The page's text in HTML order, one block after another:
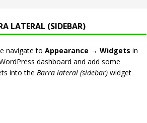
LATERAL (SIDEBAR)
navigate to Appearance → Widgets in
dashboard and add some
into the Barra lateral (sidebar)widget